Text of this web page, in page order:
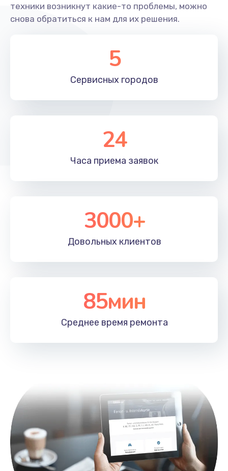
1100 руб.
Заказать
Замена корпуса
800 руб.
Заказать
техники возникнут какие-то проблемы, можно
снова обратиться к нам для их решения.
5
Сервисных городов
24
Часа приема заявок
3000+
Довольных клиентов
85мин
Среднее время ремонта